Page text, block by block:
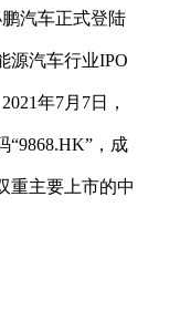
汽车正式登陆
源汽车行业IPO
年7月7日，
“9868.HK”，成
重主要上市的中